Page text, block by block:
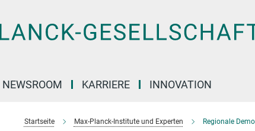
NEWSROOM KARRIERE INNOVATION
Startseite Max-Planck-Institute und Experten Regionale